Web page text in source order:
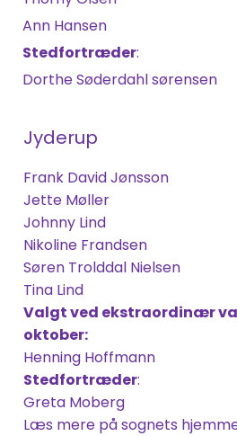
Ann Hansen
Stedfortræder:
Dorthe Søderdahl sørensen
Jyderup
Frank David Jønsson
Jette Møller
Johnny Lind
Nikoline Frandsen
Søren Trolddal Nielsen
Tina Lind
Valgt ved ekstraordinær
oktober:
Henning Hoffmann
Stedfortræder:
Greta Moberg
Læs mere på sognets